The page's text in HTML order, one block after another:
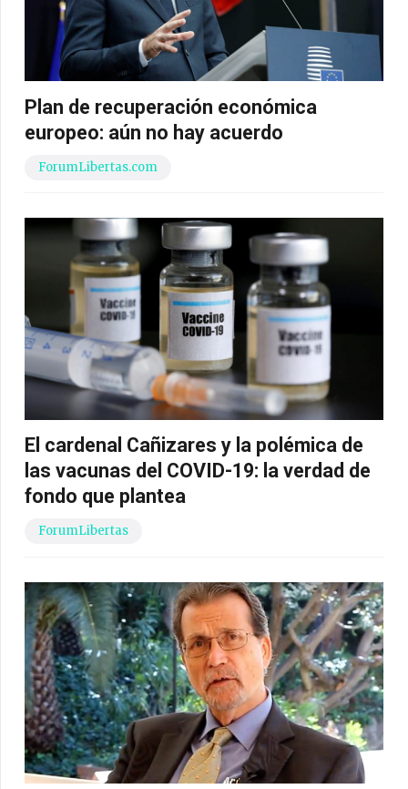
Plan de recuperación económica
europeo: aún no hay acuerdo
ForumLibertas.com
El cardenal Cañizares y la polémica de
las vacunas del COVID-19: la verdad de
fondo que plantea
ForumLibertas